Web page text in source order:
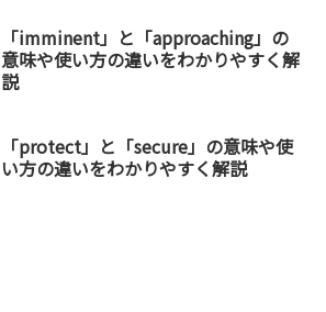
「imminent」と「approaching」の
意味や使い方の違いをわかりやすく解
説
「protect」と「secure」の意味や使
い方の違いをわかりやすく解説